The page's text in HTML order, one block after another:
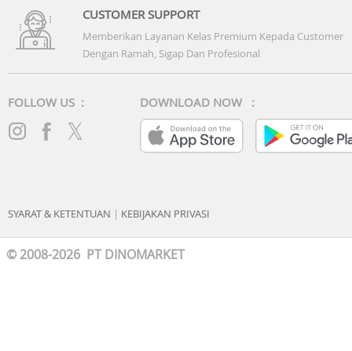
- Dimensi (Folded): 85.5 x 75.2 x 13.7 mm
- Berat: 188g
Konektivitas: USB Type-C, Dual SIM (1 Physical + 1 eSIM),
Bluetooth v5.3, NFC
Others
CUSTOMER SUPPORT
Memberikan Layanan Kelas Premium Kepada Customer
Dengan Ramah, Sigap Dan Profesional
FOLLOW US : DOWNLOAD NOW :
SYARAT & KETENTUAN | KEBIJAKAN PRIVASI
© 2008-2026 PT DINOMARKET